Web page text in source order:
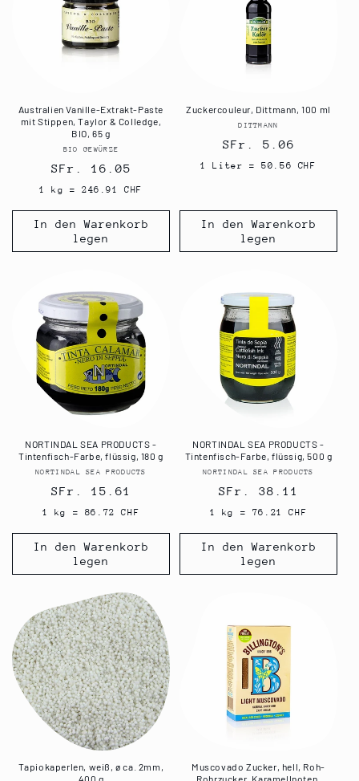
Australien Vanille-Extrakt-Paste
mit Stippen, Taylor & Colledge,
BIO, 65 g
Anbieter:
BIO GEWÜRZE
Normaler
Preis
SFr. 16.05
1 kg = 246.91 CHF
In den Warenkorb
legen
Zuckercouleur, Dittmann, 100 ml
Anbieter:
DITTMANN
Normaler
Preis
SFr. 5.06
1 Liter = 50.56 CHF
In den Warenkorb
legen
NORTINDAL SEA PRODUCTS -
Tintenfisch-Farbe, flüssig, 180 g
Anbieter:
NORTINDAL SEA PRODUCTS
Normaler
Preis
SFr. 15.61
1 kg = 86.72 CHF
In den Warenkorb
legen
NORTINDAL SEA PRODUCTS -
Tintenfisch-Farbe, flüssig, 500 g
Anbieter:
NORTINDAL SEA PRODUCTS
Normaler
Preis
SFr. 38.11
1 kg = 76.21 CHF
In den Warenkorb
legen
Tapiokaperlen, weiß, ø ca. 2mm,
400 g
Muscovado Zucker, hell, Roh-
Rohrzucker, Karamellnoten,